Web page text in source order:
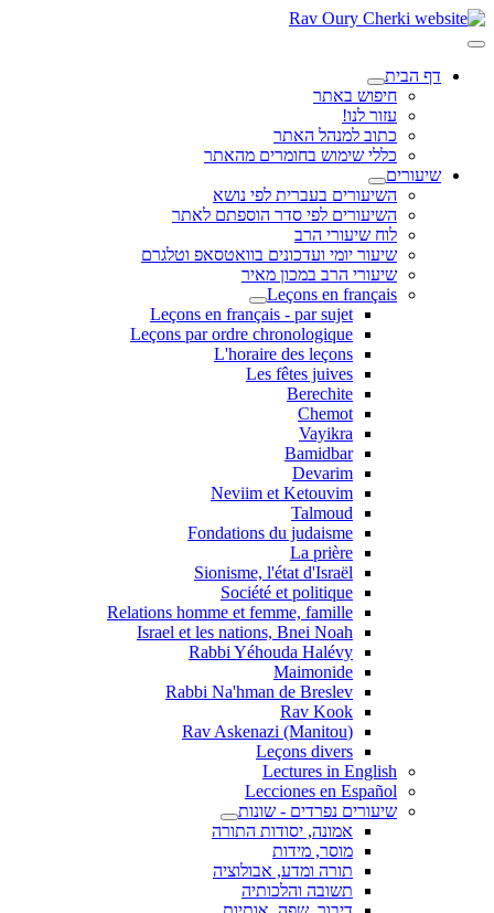
דף הבית
חיפוש באתר
עזור לנו!
כתוב למנהל האתר
כללי שימוש בחומרים מהאתר
שיעורים
השיעורים בעברית לפי נושא
השיעורים לפי סדר הוספתם לאתר
לוח שיעורי הרב
שיעור יומי ועדכונים בוואטסאפ וטלגרם
שיעורי הרב במכון מאיר
Leçons en français
Leçons en français - par sujet
Leçons par ordre chronologique
L'horaire des leçons
Les fêtes juives
Berechite
Chemot
Vayikra
Bamidbar
Devarim
Neviim et Ketouvim
Talmoud
Fondations du judaisme
La prière
Sionisme, l'état d'Israël
Société et politique
Relations homme et femme, famille
Israel et les nations, Bnei Noah
Rabbi Yéhouda Halévy
Maimonide
Rabbi Na'hman de Breslev
Rav Kook
(Rav Askenazi (Manitou
Leçons divers
Lectures in English
Lecciones en Español
שיעורים נפרדים - שונות
אמונה, יסודות התורה
מוסר, מידות
תורה ומדע, אבולוציה
תשובה והלכותיה